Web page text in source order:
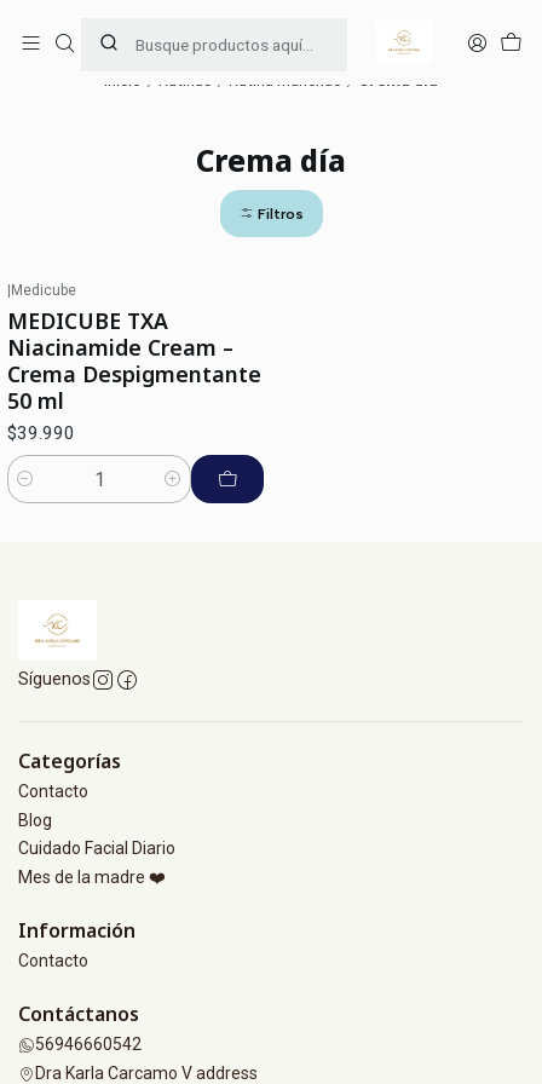
Crema día
Filtros
|Medicube
MEDICUBE TXA
Niacinamide Cream –
Crema Despigmentante
50 ml
$39.990
Cantidad
Síguenos
Categorías
Contacto
Blog
Cuidado Facial Diario
Mes de la madre ❤️
Información
Contacto
Contáctanos
56946660542
Dra Karla Carcamo V address